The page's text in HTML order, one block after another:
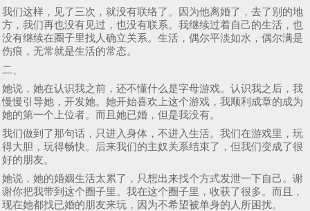
我们这样，见了三次，就没有联络了。因为他离婚了，去了别的地
方，我们再也没有见过，也没有联系。我继续过着自己的生活，也
没有继续在圈子里找人确立关系。生活，偶尔平淡如水，偶尔满是
伤痕，无常就是生活的常态。
二、
她说，她在认识我之前，还不懂什么是字母游戏。认识我之后，我
慢慢引导她，开发她。她开始喜欢上这个游戏，我顺利成章的成为
她的第一个上位者。而且她已婚，但是我没有。
我们做到了那句话，只进入身体，不进入生活。我们在游戏里，玩
得大胆，玩得畅快。后来我们的主奴关系结束了，但我们变成了很
好的朋友。
她说，她的婚姻生活太累了，只想出来找个方式发泄一下自己。谢
谢你把我带到这个圈子里。我在这个圈子里，收获了很多。而且，
现在她都找已婚的朋友来玩，因为不希望被单身的人所困扰。